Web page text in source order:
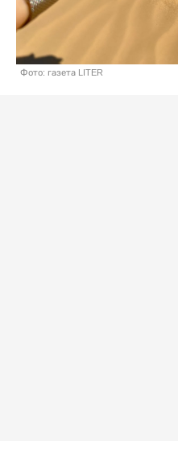
Фото: газета LITER